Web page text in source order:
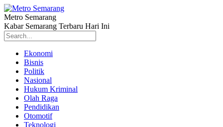
Metro Semarang
Kabar Semarang Terbaru Hari Ini
Ekonomi
Bisnis
Politik
Nasional
Hukum Kriminal
Olah Raga
Pendidikan
Otomotif
Teknologi